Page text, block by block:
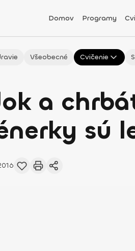
Domov Programy
Všeobecné Cvičenie
a
sú